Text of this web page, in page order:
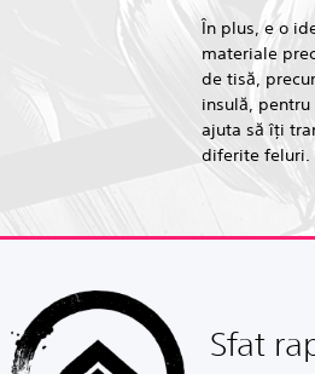
În plus, e o
materiale
de tisă,
insulă,
ajuta să îţi
diferite feluri.
Sfat